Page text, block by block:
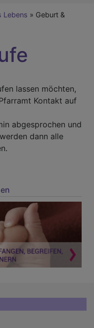
Lebens
Geburt &
lassen möchten,
Kontakt auf
abgesprochen und
dann alle